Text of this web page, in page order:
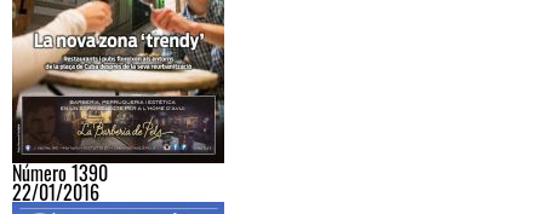
Número 1390
22/01/2016